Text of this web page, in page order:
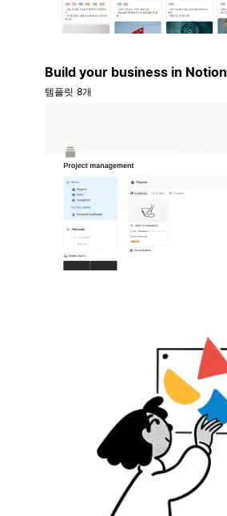
Build your business in Notion
템플릿 8개